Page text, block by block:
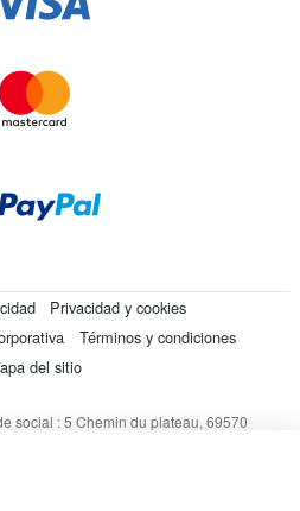
Privacidad y cookies
Términos y condiciones
del sitio
social : 5 Chemin du plateau, 69570